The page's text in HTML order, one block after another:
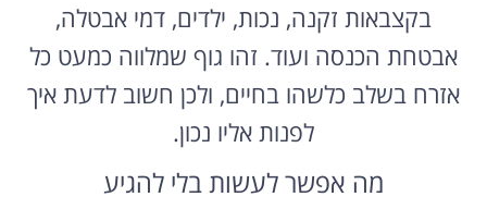
בקצבאות זקנה, נכות, ילדים, דמי אבטלה,
אבטחת הכנסה ועוד. זהו גוף שמלווה כמעט כל
אזרח בשלב כלשהו בחיים, ולכן חשוב לדעת איך
לפנות אליו נכון.
מה אפשר לעשות בלי להגיע